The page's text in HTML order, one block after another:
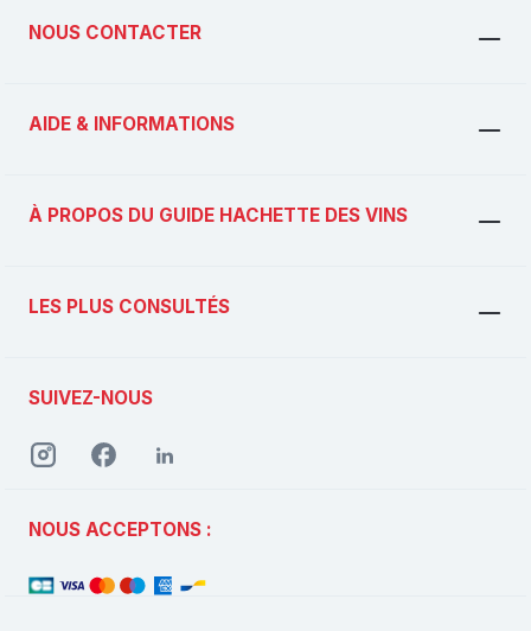
NOUS CONTACTER
AIDE & INFORMATIONS
À PROPOS DU GUIDE HACHETTE DES VINS
LES PLUS CONSULTÉS
SUIVEZ-NOUS
NOUS ACCEPTONS :